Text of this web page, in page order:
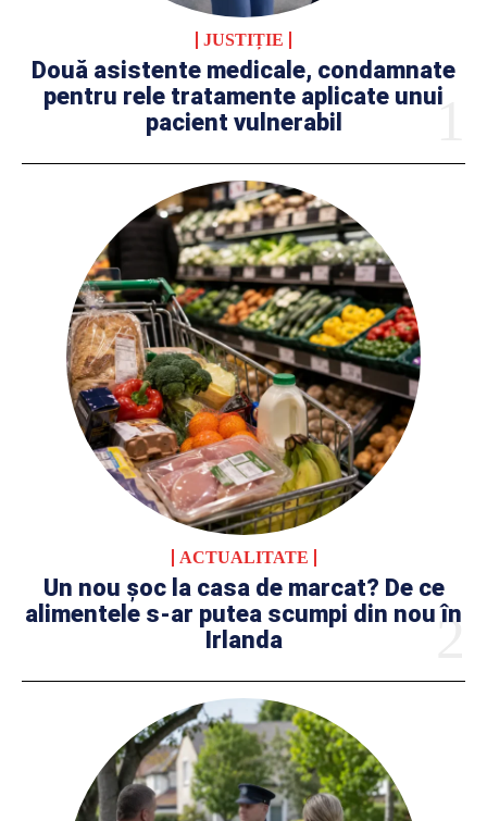
JUSTIȚIE
Două asistente medicale, condamnate
pentru rele tratamente aplicate unui
pacient vulnerabil
ACTUALITATE
Un nou șoc la casa de marcat? De ce
alimentele s-ar putea scumpi din nou în
Irlanda